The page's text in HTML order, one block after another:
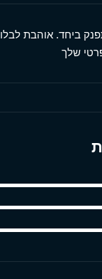
ביחד. אוהבת
שלך